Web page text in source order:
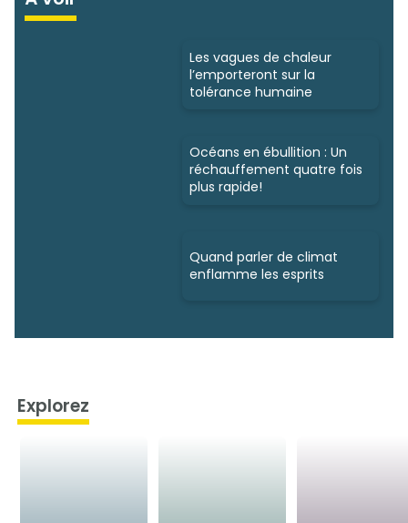
Les vagues de chaleur
l’emporteront sur la
tolérance humaine
Océans en ébullition : Un
réchauffement quatre fois
plus rapide!
Quand parler de climat
enflamme les esprits
Explorez